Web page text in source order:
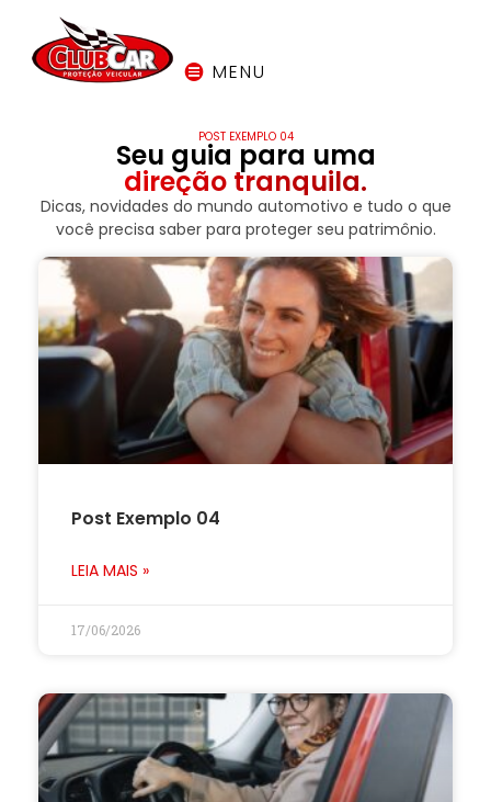
MENU
POST EXEMPLO 04
Seu guia para uma
direção tranquila.
Dicas, novidades do mundo automotivo e tudo o que
você precisa saber para proteger seu patrimônio.
Post Exemplo 04
LEIA MAIS »
17/06/2026